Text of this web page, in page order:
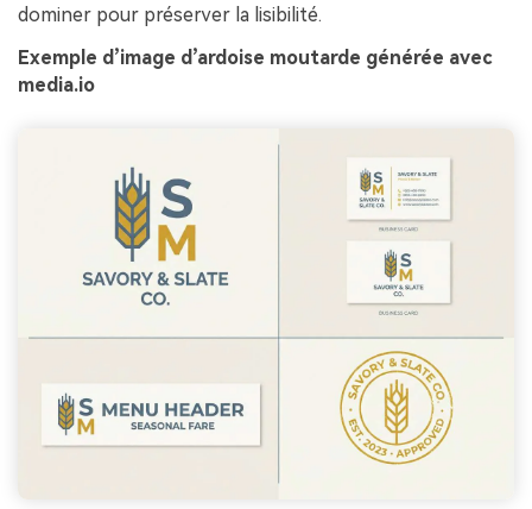
dominer pour préserver la lisibilité.
Exemple d’image d’ardoise moutarde générée avec
media.io